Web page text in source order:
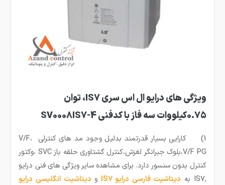
ویژگی های درایو ال اس سری IS7، توان
0.75کیلووات سه فاز با کدفنی SV0008IS7-4
1) کارایی بسیار قدرتمند بدلیل وجود مد های کنترلی V/F،
V/F PG،بلوک جبرانگر لغزش،کنترل گشتاوری حلقه باز SVC ،وکتور
کنترل بدون سنسور دارد. برای مشاهده سایر ویژگی های فنی درایو
,IS7 به
دیتاشیت فارسی درایو IS7 و دیتاشیت انگلیسی درایو